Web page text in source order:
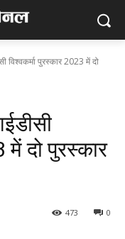
पुरस्कार 2023 में दो
में दो पुरस्कार
0
473